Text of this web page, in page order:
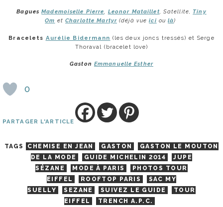
Bagues Mademoiselle Pierre, Leonor Mataillet, Satellite, Tiny
Om etCharlotte Martyr(déjà vueici oulà)
Bracelets Aurélie Bidermann (les deux joncs tressés) et Serge
Thoraval (bracelet love)
Gaston Emmanuelle Esther
0
PARTAGER L'ARTICLE
TAGS CHEMISE EN JEAN GASTON
GASTON LE MOUTON
DE LA MODE
GUIDE MICHELIN 2014
JUPE
SÉZANE
MODE À PARIS
PHOTOS TOUR
EIFFEL
ROOFTOP PARIS
SAC MY
SUELLY
SEZANE SUIVEZ LE GUIDE
TOUR
EIFFEL
TRENCH A.P.C.